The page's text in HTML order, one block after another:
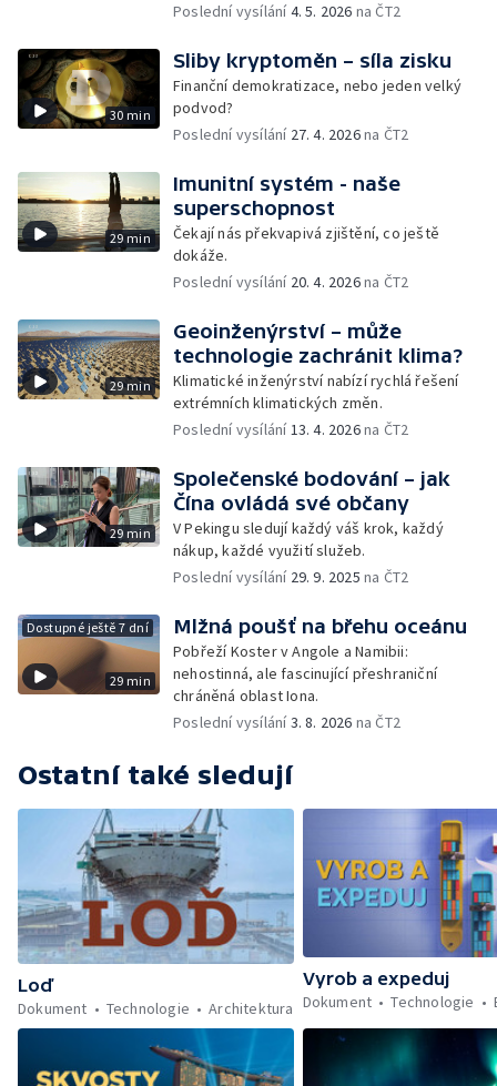
Poslední vysílání4. 5. 2026 na ČT2
30 min
Sliby kryptoměn – síla zisku
Finanční demokratizace, nebo jeden velký
podvod?
Poslední vysílání 27. 4. 2026na ČT2
29 min
Imunitní systém - naše
superschopnost
Čekají nás překvapivá zjištění, co ještě
dokáže.
Poslední vysílání 20. 4. 2026na ČT2
29 min
Geoinženýrství – může
technologie zachránit klima?
Klimatické inženýrství nabízí rychlá řešení
extrémních klimatických změn.
Poslední vysílání13. 4. 2026na ČT2
29 min
Společenské bodování – jak
Čína ovládá své občany
V Pekingu sledují každý váš krok, každý
nákup, každé využití služeb.
Poslední vysílání 29. 9. 2025 na ČT2
Dostupné ještě 7 dní
29 min
Mlžná poušť na břehu oceánu
Pobřeží Koster v Angole a Namibii:
nehostinná, ale fascinující přeshraniční
chráněná oblast Iona.
Poslední vysílání3. 8. 2026 na ČT2
Ostatní také sledují
Loď
Dokument
Technologie Architektura
Vyrob a expeduj
Dokument
Technologie